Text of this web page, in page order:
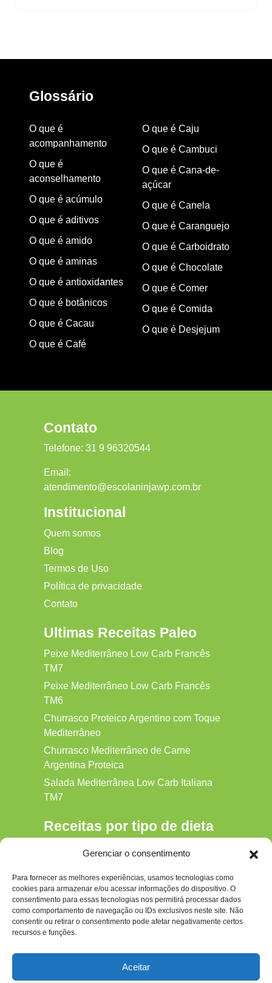
Gerenciar o consentimento
Para fornecer as melhores experiências, usamos tecnologias como
cookies para armazenar e/ou acessar informações do dispositivo. O
consentimento para essas tecnologias nos permitirá processar dados
como comportamento de navegação ou IDs exclusivos neste site. Não
consentir ou retirar o consentimento pode afetar negativamente certos
recursos e funções.
Aceitar
Glossário
O que é
acompanhamento
O que é
aconselhamento
O que é acúmulo
O que é aditivos
O que é amido
O que é aminas
O que é antioxidantes
O que é botânicos
O que é Cacau
O que é Café
O que é Caju
O que é Cambuci
O que é Cana-de-
açúcar
O que é Canela
O que é Caranguejo
O que é Carboidrato
O que é Chocolate
O que é Comer
O que é Comida
O que é Desjejum
Contato
Telefone: 31 9 96320544
Email:
atendimento@escolaninjawp.com.br
Institucional
Quem somos
Blog
Termos de Uso
Política de privacidade
Contato
Ultimas Receitas Paleo
Peixe Mediterrâneo Low Carb Francês
TM7
Peixe Mediterrâneo Low Carb Francês
TM6
Churrasco Proteico Argentino com Toque
Mediterrâneo
Churrasco Mediterrâneo de Carne
Argentina Proteica
Salada Mediterrânea Low Carb Italiana
TM7
Receitas por tipo de dieta
Gluten‑free
Hipocalórica
Low Carb
Nenhum
Paleo